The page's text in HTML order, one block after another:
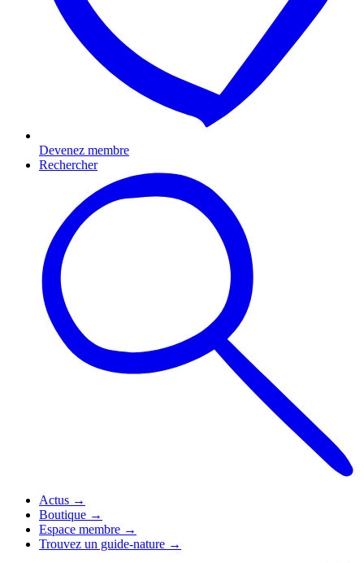
Devenez membre
Rechercher
Actus →
Boutique →
Espace membre →
Trouvez un guide-nature →